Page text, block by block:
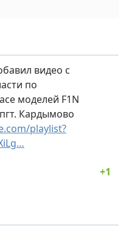
видео с
по
моделей F1N
Кардымово
playlist?